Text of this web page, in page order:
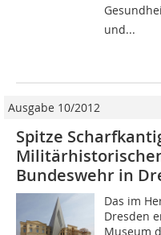
und...
Ausgabe 10/2012
Spitze
Bundeswehr in
Das im
Dresden
Museum